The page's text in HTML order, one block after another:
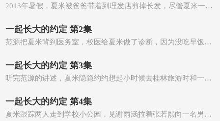
2013年暑假，夏米被爸爸带着到理发店剪掉长发，尽管夏米一万个不舍，但对比被麓湘市第一中学录取的喜悦，还…
一起长大的约定 第2集
范源把夏米背到医务室，校医给夏米做了诊断，因为没吃早饭导致低血糖，需要休息半天，之后便给夏米打了点滴…
一起长大的约定 第3集
听完范源的讲述，夏米隐隐约约想起小时候去桂林旅游时和一个小男孩玩耍，但对方名字叫陆湘，因此认为范源…
一起长大的约定 第4集
夏米跟踪两人走到学校小公园，见谢雨涵拉着张若熙向一名男生说明不要再纠缠自己，男生表现地很木讷，一会…